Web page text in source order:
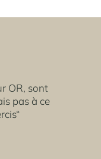
OR, sont
pas à ce